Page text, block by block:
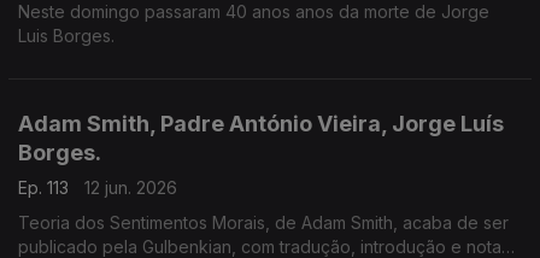
Neste domingo passaram 40 anos anos da morte de Jorge
Luis Borges.
Adam Smith, Padre António Vieira, Jorge Luís
Borges.
Ep. 113
12 jun. 2026
Teoria dos Sentimentos Morais, de Adam Smith, acaba de ser
publicado pela Gulbenkian, com tradução, introdução e notas